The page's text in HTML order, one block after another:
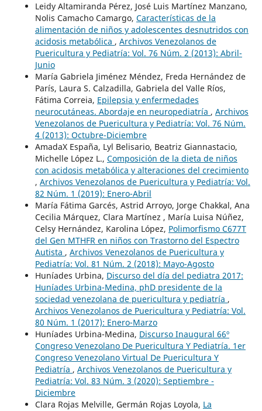
Leidy Altamiranda Pérez, José Luis Martínez Manzano,
Nolis Camacho Camargo, Características de la
alimentación de niños y adolescentes desnutridos con
acidosis metabólica , Archivos Venezolanos de
Puericultura y Pediatría: Vol. 76 Núm. 2 (2013): Abril-
Junio
María Gabriela Jiménez Méndez, Freda Hernández de
París, Laura S. Calzadilla, Gabriela del Valle Ríos,
Fátima Correia, Epilepsia y enfermedades
neurocutáneas. Abordaje en neuropediatría , Archivos
Venezolanos de Puericultura y Pediatría: Vol. 76 Núm.
4 (2013): Octubre-Diciembre
AmadaX España, Lyl Belisario, Beatriz Giannastacio,
Michelle López L., Composición de la dieta de niños
con acidosis metabólica y alteraciones del crecimiento
, Archivos Venezolanos de Puericultura y Pediatría: Vol.
82 Núm. 1 (2019): Enero-Abril
María Fátima Garcés, Astrid Arroyo, Jorge Chakkal, Ana
Cecilia Márquez, Clara Martínez , María Luisa Núñez,
Celsy Hernández, Karolina López, Polimorfismo C677T
del Gen MTHFR en niños con Trastorno del Espectro
Autista , Archivos Venezolanos de Puericultura y
Pediatría: Vol. 81 Núm. 2 (2018): Mayo-Agosto
Huníades Urbina, Discurso del día del pediatra 2017:
Huníades Urbina-Medina, phD presidente de la
sociedad venezolana de puericultura y pediatría ,
Archivos Venezolanos de Puericultura y Pediatría: Vol.
80 Núm. 1 (2017): Enero-Marzo
Huníades Urbina-Medina, Discurso Inaugural 66º
Congreso Venezolano De Puericultura Y Pediatría. 1er
Congreso Venezolano Virtual De Puericultura Y
Pediatría , Archivos Venezolanos de Puericultura y
Pediatría: Vol. 83 Núm. 3 (2020): Septiembre -
Diciembre
Clara Rojas Melville, Germán Rojas Loyola, La